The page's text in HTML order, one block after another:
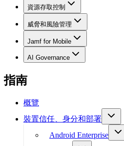
資源存取控制
威脅和風險管理
Jamf for Mobile
AI Governance
指南
概覽
裝置信任、身分和部署
Android Enterprise